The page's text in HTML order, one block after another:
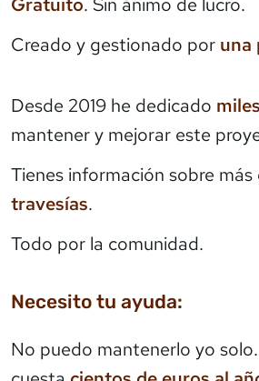
Creado y gestionado por una
Desde 2019 he dedicado
mantener y mejorar este
Tienes información sobre más
travesías.
Todo por la comunidad.
Necesito tu ayuda:
No puedo mantenerlo yo